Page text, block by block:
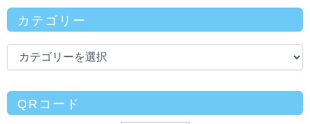
カテゴリー
QRコード